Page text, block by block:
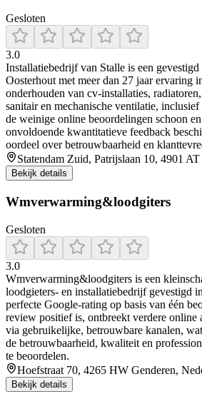
Gesloten
3.0
Installatiebedrijf van Stalle is een
Oosterhout met meer dan 27 jaar ervaring
onderhouden van cv-installaties,
sanitair en mechanische ventilatie,
de weinige online beoordelingen schoon
onvoldoende kwantitatieve feedback
oordeel over betrouwbaarheid en
Statendam Zuid, Patrijslaan 10, 4901
Bekijk details
Wmverwarming&loodgiters
Gesloten
3.0
Wmverwarming&loodgiters is een
loodgieters- en installatiebedrijf gevestigd
perfecte Google-rating op basis van één
review positief is, ontbreekt verdere online
via gebruikelijke, betrouwbare kanalen,
de betrouwbaarheid, kwaliteit en
te beoordelen.
Hoefstraat 70, 4265 HW Genderen,
Bekijk details